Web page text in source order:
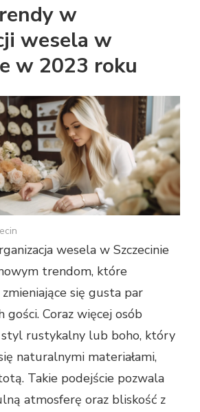
w
wesela w
w 2023 roku
wesela w Szczecinie
trendom, które
się gusta par
gości. Coraz więcej osób
styl rustykalny lub boho, który
naturalnymi materiałami,
Takie podejście pozwala
atmosferę oraz bliskość z